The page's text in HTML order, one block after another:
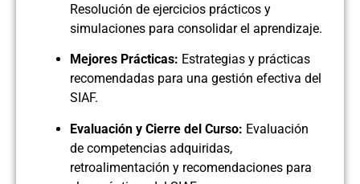
Resolución de ejercicios prácticos y
simulaciones para consolidar el aprendizaje.
Mejores Prácticas: Estrategias y prácticas
recomendadas para una gestión efectiva del
SIAF.
Evaluación y Cierre del Curso: Evaluación
de competencias adquiridas,
retroalimentación y recomendaciones para